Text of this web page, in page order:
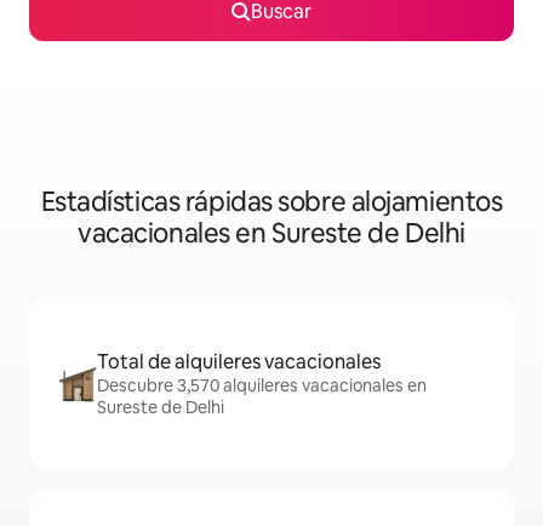
Buscar
Estadísticas rápidas sobre alojamientos
vacacionales en Sureste de Delhi
Total de alquileres vacacionales
Descubre 3,570 alquileres vacacionales en
Sureste de Delhi